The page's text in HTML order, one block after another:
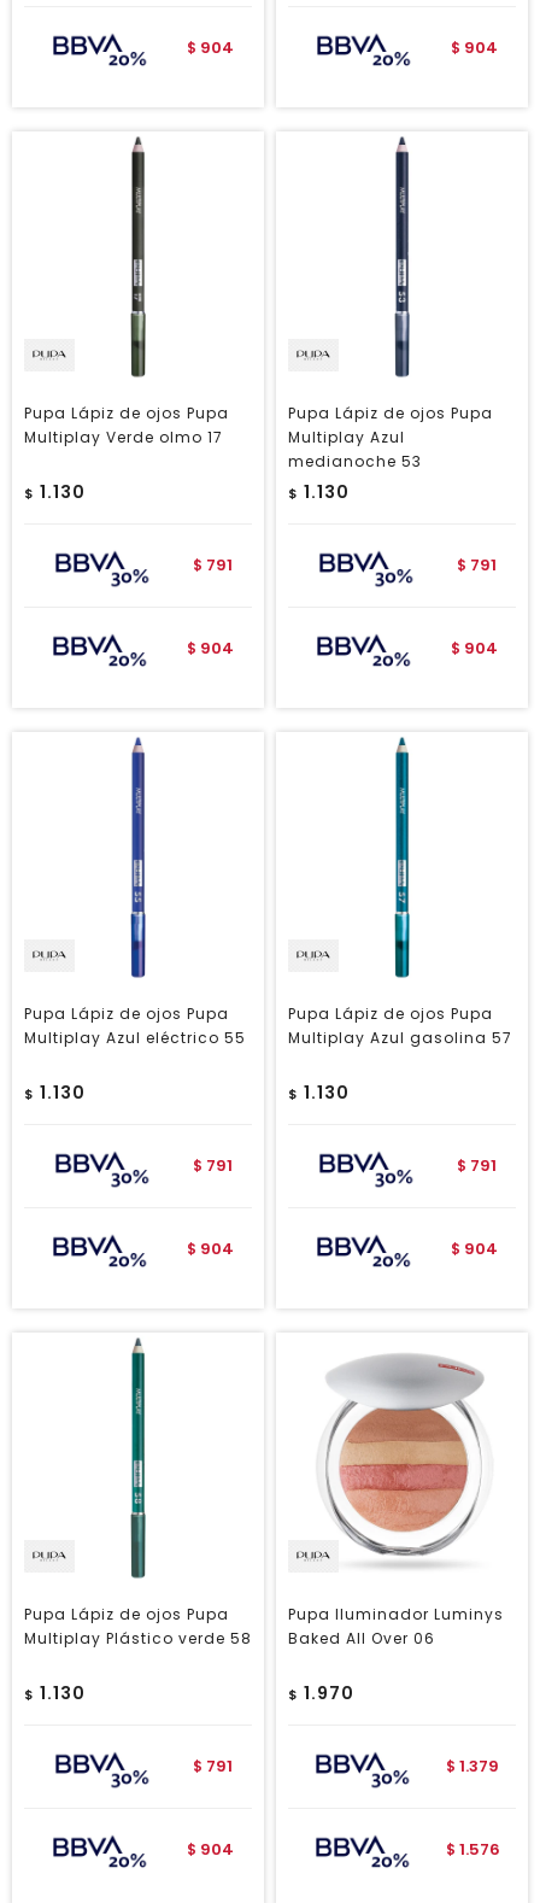
$ 904 $ 904
Pupa Lápiz de ojos Pupa
Multiplay Verde olmo 17
$ 1.130
$ 791
$ 904
Pupa Lápiz de ojos Pupa
Multiplay Azul
medianoche 53
$ 1.130
$ 791
$ 904
Pupa Lápiz de ojos Pupa
Multiplay Azul eléctrico 55
$ 1.130
$ 791
$ 904
Pupa Lápiz de ojos Pupa
Multiplay Azul gasolina 57
$ 1.130
$ 791
$ 904
Pupa Lápiz de ojos Pupa
Multiplay Plástico verde 58
$ 1.130
$ 791
$ 904
Pupa Iluminador Luminys
Baked All Over 06
$ 1.970
$ 1.379
$ 1.576